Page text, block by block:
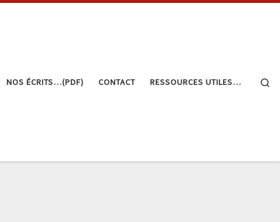
NOS ÉCRITS…(PDF) CONTACT RESSOURCES UTILES…